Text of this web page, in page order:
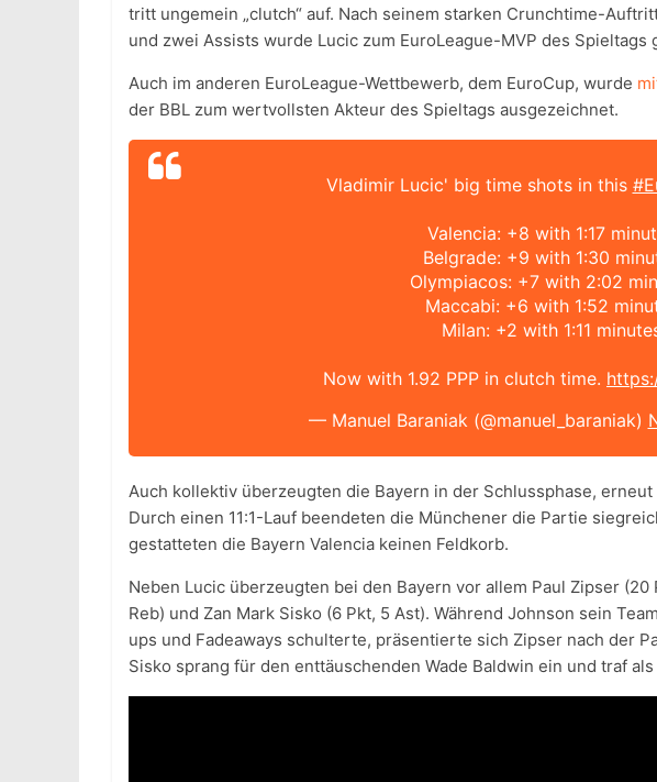
tritt ungemein „clutch“ auf. Nach seinem starken Crunchtime-
und zwei Assists wurde Lucic zum EuroLeague-MVP des Spieltags
Auch im anderen EuroLeague-Wettbewerb, dem EuroCup, wurde
der BBL zum wertvollsten Akteur des Spieltags ausgezeichnet.
Vladimir Lucic' big time shots in this
Valencia: +8 with 1:17
Belgrade: +9 with 1:30
Olympiacos: +7 with 2:02
Maccabi: +6 with 1:52
Milan: +2 with 1:11
Now with 1.92 PPP in clutch time.
— Manuel Baraniak (@manuel_baraniak)
Auch kollektiv überzeugten die Bayern in der Schlussphase,
Durch einen 11:1-Lauf beendeten die Münchener die Partie
gestatteten die Bayern Valencia keinen Feldkorb.
Neben Lucic überzeugten bei den Bayern vor allem Paul Zipser (20
Reb) und Zan Mark Sisko (6 Pkt, 5 Ast). Während Johnson sein
ups und Fadeaways schulterte, präsentierte sich Zipser nach der
Sisko sprang für den enttäuschenden Wade Baldwin ein und traf